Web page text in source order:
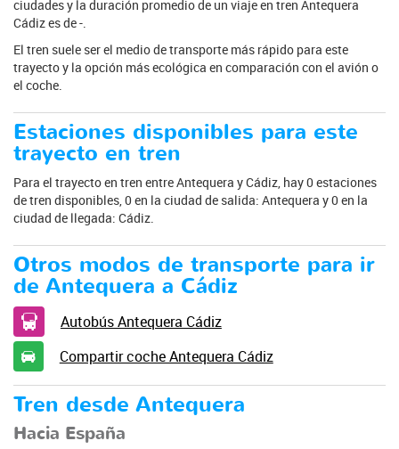
ciudades y la duración promedio de un viaje en tren Antequera
Cádiz es de -.
El tren suele ser el medio de transporte más rápido para este
trayecto y la opción más ecológica en comparación con el avión o
el coche.
Estaciones disponibles para este
trayecto en tren
Para el trayecto en tren entre Antequera y Cádiz, hay 0 estaciones
de tren disponibles, 0 en la ciudad de salida: Antequera y 0 en la
ciudad de llegada: Cádiz.
Otros modos de transporte para ir
de Antequera a Cádiz
Autobús Antequera Cádiz
Compartir coche Antequera Cádiz
Tren desde Antequera
Hacia España